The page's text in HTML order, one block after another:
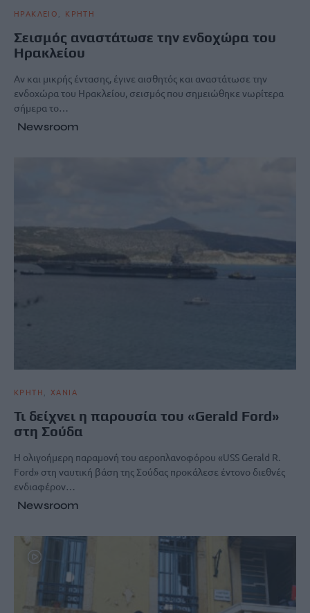
ΗΡΑΚΛΕΙΟ ΚΡΗΤΗ
Σεισμός αναστάτωσε την ενδοχώρα του
Ηρακλείου
Αν και μικρής έντασης, έγινε αισθητός και αναστάτωσε την
ενδοχώρα του Ηρακλείου, σεισμός που σημειώθηκε νωρίτερα
σήμερα το…
Newsroom
ΚΡΗΤΗ ΧΑΝΙΑ
Τι δείχνει η παρουσία του «Gerald Ford»
στη Σούδα
Η ολιγοήμερη παραμονή του αεροπλανοφόρου «USS Gerald R.
Ford» στη ναυτική βάση της Σούδας προκάλεσε έντονο διεθνές
ενδιαφέρον…
Newsroom